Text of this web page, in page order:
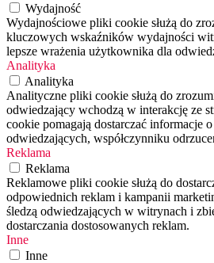
Wydajność
Wydajnościowe pliki cookie służą do
kluczowych wskaźników wydajności
lepsze wrażenia użytkownika dla
Analityka
Analityka
Analityczne pliki cookie służą do
odwiedzający wchodzą w interakcję ze
cookie pomagają dostarczać informacje
odwiedzających, współczynniku
Reklama
Reklama
Reklamowe pliki cookie służą do
odpowiednich reklam i kampanii
śledzą odwiedzających w witrynach i
dostarczania dostosowanych reklam.
Inne
Inne